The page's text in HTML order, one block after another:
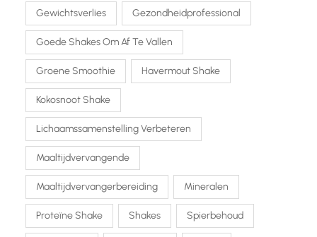
Gewichtsverlies Gezondheidprofessional
Goede Shakes Om Af Te Vallen
Groene Smoothie Havermout Shake
Kokosnoot Shake
Lichaamssamenstelling Verbeteren
Maaltijdvervangende
Maaltijdvervangerbereiding Mineralen
Proteïne Shake Shakes Spierbehoud